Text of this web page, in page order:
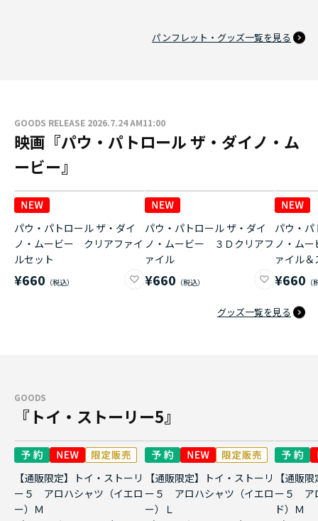
パンフレット・グッズ一覧を見る
GOODS RELEASE 2026.7.24 AM11:00
映画『パウ・パトロール ザ・ダイノ・ム
ービー』
パウ・パトロール ザ・ダイ
ノ・ムービー クリアファイ
ルセット
¥660
パウ・パトロール ザ・ダイ
ノ・ムービー ３Ｄクリアフ
ァイル
¥660
パウ・パ
ノ・ム
ァイル
¥660
グッズ一覧を見る
GOODS
『トイ・ストーリー5』
【通販限定】トイ・ストーリ
ー５ アロハシャツ（イエロ
ー）Ｍ
【通販限定】トイ・ストーリ
ー５ アロハシャツ（イエロ
ー）Ｌ
【通販
ー５ ア
ド）Ｍ